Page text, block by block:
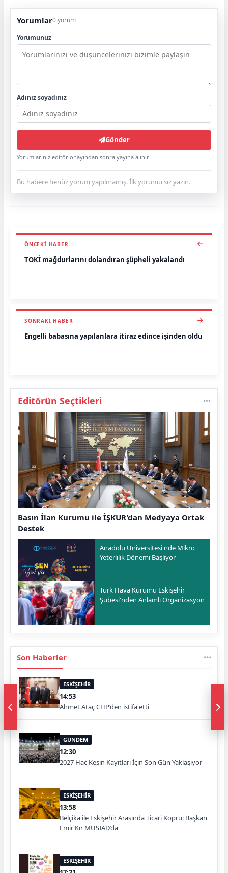
Yorumlar0 yorum
Yorumunuz
Adınız soyadınız
Gönder
Yorumlarınız editör onayından sonra yayına alınır.
Bu habere henüz yorum yapılmamış. İlk yorumu siz yazın.
ÖNCEKI HABER
TOKİ mağdurlarını dolandıran şüpheli yakalandı
SONRAKI HABER
Engelli babasına yapılanlara itiraz edince işinden oldu
Editörün Seçtikleri
Basın İlan Kurumu ile İŞKUR'dan Medyaya Ortak
Destek
Anadolu Üniversitesi'nde Mikro
Yeterlilik Dönemi Başlıyor
Türk Hava Kurumu Eskişehir
Şubesi'nden Anlamlı Organizasyon
Son Haberler
ESKİŞEHİR
14:53
Ahmet Ataç CHP’den istifa etti
GÜNDEM
12:30
2027 Hac Kesin Kayıtları İçin Son Gün Yaklaşıyor
ESKİŞEHİR
13:58
Belçika ile Eskişehir Arasında Ticari Köprü: Başkan
Emir Kır MÜSİAD’da
ESKİŞEHİR